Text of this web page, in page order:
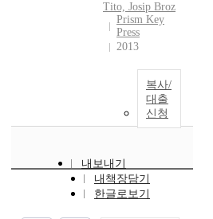
Tito, Josip Broz
Prism Key
Press
2013
복사/
대출
신청
내보내기
내책장담기
한글로보기